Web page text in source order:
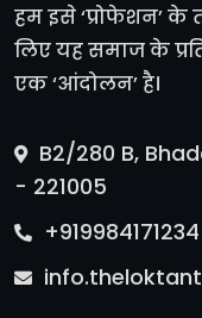
हम इसे ‘प्रोफेशन’ के
लिए यह समाज के
एक ‘आंदोलन’ है।
B2/280 B,
- 221005
+919984171234